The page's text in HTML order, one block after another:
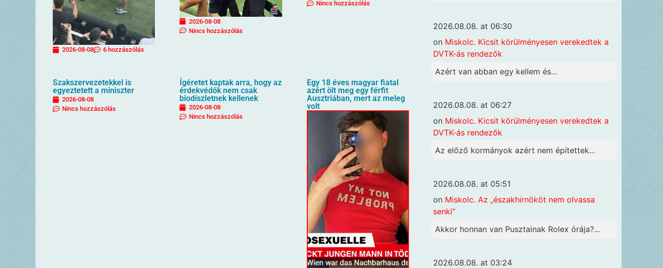
2026-08-08 6 hozzászólás
2026-08-08
Nincs hozzászólás
Nincs hozzászólás
Szakszervezetekkel is
egyeztetett a miniszter
2026-08-08
Nincs hozzászólás
Ígéretet kaptak arra, hogy az
érdekvédők nem csak
biodíszletnek kellenek
2026-08-08
Nincs hozzászólás
Egy 18 éves magyar fiatal
azért ölt meg egy férfit
Ausztriában, mert az meleg
volt
2026.08.08. at 06:30
on Miskolc. Kicsit körülményesen verekedtek a
DVTK-ás rendezők
Azért van abban egy kellem és...
2026.08.08. at 06:27
on Miskolc. Kicsit körülményesen verekedtek a
DVTK-ás rendezők
Az előző kormányok azért nem építettek...
2026.08.08. at 05:51
on Miskolc. Az „északhirnököt nem olvassa
senki”
Akkor honnan van Pusztainak Rolex órája?...
2026.08.08. at 03:24